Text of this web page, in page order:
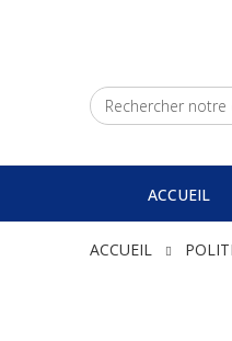
ACCUEIL
ACCUEIL